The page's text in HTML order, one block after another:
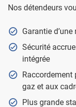
Nos détendeurs
Garantie
Sécurité
intégrée
Raccordement
gaz et aux
Plus grande